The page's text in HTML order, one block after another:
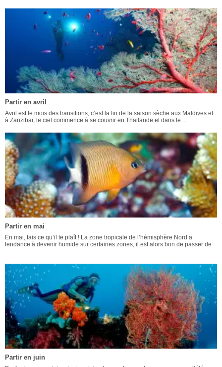
Partir en avril
Avril est le mois des transitions, c’est la fin de la saison sèche aux Maldives et
à Zanzibar, le ciel commence à se couvrir en Thailande et dans le ...
Partir en mai
En mai, fais ce qu’il te plaît ! La zone tropicale de l’hémisphère Nord a
tendance à devenir humide sur certaines zones, il est alors bon de passer de
...
Partir en juin